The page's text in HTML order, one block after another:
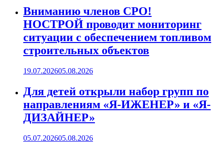
Вниманию членов СРО!
НОСТРОЙ проводит мониторинг
ситуации с обеспечением топливом
строительных объектов
19.07.202605.08.2026
Для детей открыли набор групп по
направлениям «Я-ИЖЕНЕР» и «Я-
ДИЗАЙНЕР»
05.07.202605.08.2026